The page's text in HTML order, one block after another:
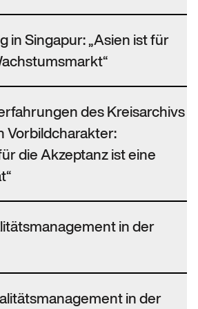
in Singapur: „Asien ist für
des Kreisarchivs
Vorbildcharakter:
die Akzeptanz ist eine
in der
in der